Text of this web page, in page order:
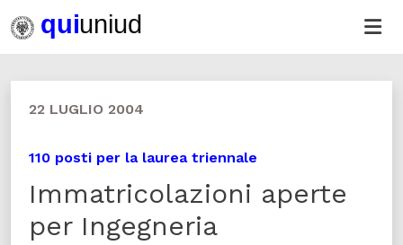
22 LUGLIO 2004
110 posti per la laurea triennale
Immatricolazioni aperte
per Ingegneria